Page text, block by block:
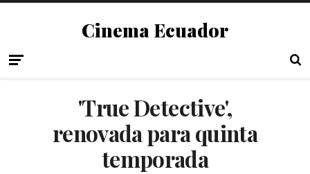
Cinema Ecuador
'True Detective',
renovada para quinta
temporada